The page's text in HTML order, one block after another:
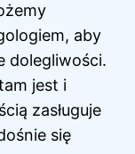
aby
dolegliwości.
jest i
zasługuje
się